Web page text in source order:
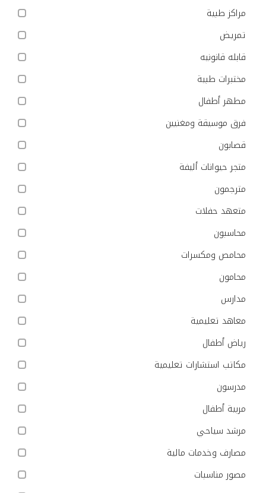
مراكز طبية
تمريض
قابله قانونيه
مختبرات طبية
مطهر أطفال
فرق موسيقة ومغنيين
قصابون
متجر حيوانات أليفة
مترجمون
متعهد حفلات
محاسبون
محامص ومكسرات
محامون
مدارس
معاهد تعليمية
رياض أطفال
مكاتب استشارات تعليمية
مدرسون
مربية أطفال
مرشد سياحي
مصارف وخدمات مالية
مصور مناسبات